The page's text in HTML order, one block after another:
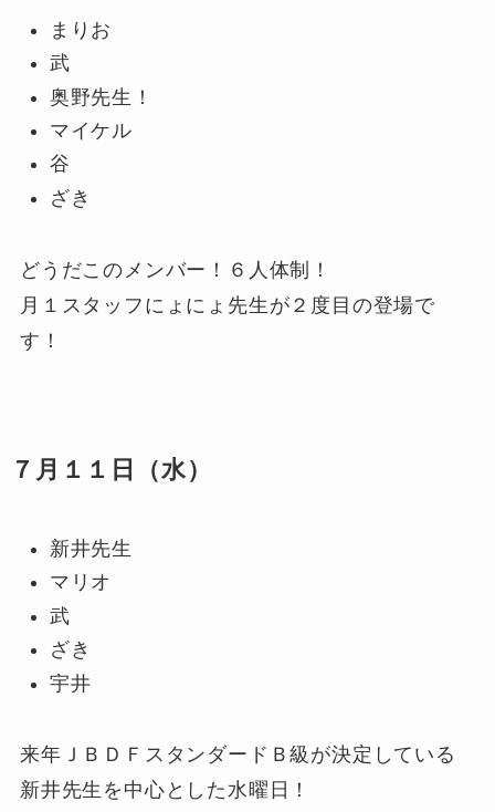
まりお
武
奥野先生！
マイケル
谷
ざき
どうだこのメンバー！６人体制！
月１スタッフにょにょ先生が２度目の登場で
す！
７月１１日（水）
新井先生
マリオ
武
ざき
宇井
来年ＪＢＤＦスタンダードＢ級が決定している
新井先生を中心とした水曜日！